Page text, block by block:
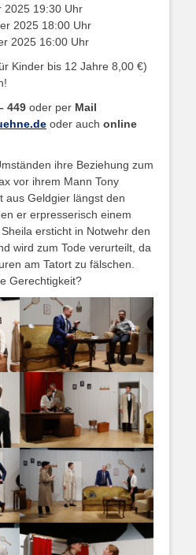
2025 19:30 Uhr
2025 18:00 Uhr
2025 16:00 Uhr
Kinder bis 12 Jahre 8,00 €)
449 oder per Mail
oder auch online
ihre Beziehung zum
vor ihrem Mann Tony
aus Geldgier längst den
er erpresserisch einem
ersticht in Notwehr den
wird zum Tode verurteilt, da
am Tatort zu fälschen.
Gerechtigkeit?